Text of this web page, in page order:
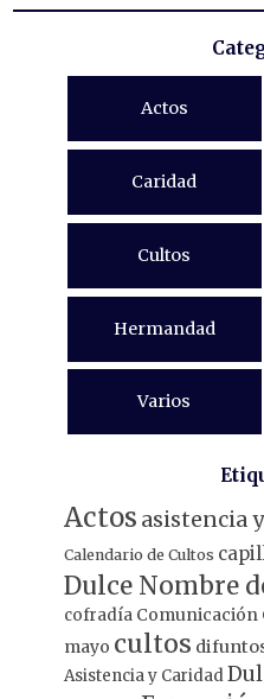
Actos
Caridad
Cultos
Hermandad
Varios
Actos asistencia
Calendario de Cultos
Dulce Nombre
cofradía Comunicación
mayo cultos
Asistencia y Caridad